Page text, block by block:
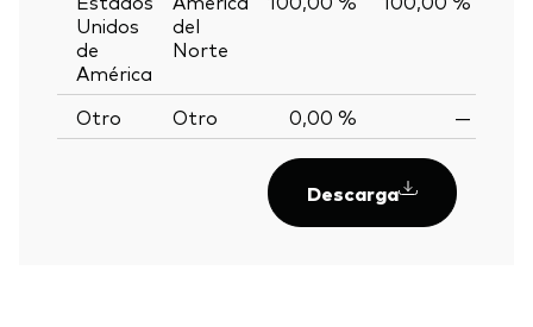
Unidos
de
América
del
Norte
Otro Otro 0,00 % —
Descarga